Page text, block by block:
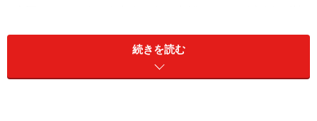
教建築物群」を紹介する。続きを読む